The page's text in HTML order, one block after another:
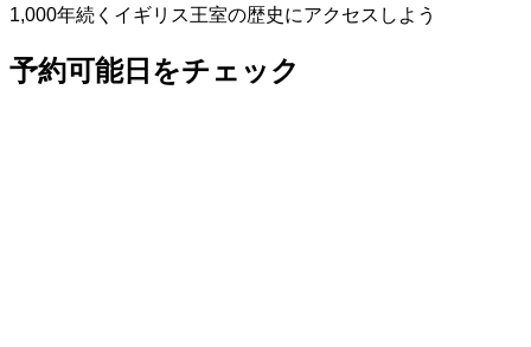
1,000年続くイギリス王室の歴史にアクセスしよう
予約可能日をチェック